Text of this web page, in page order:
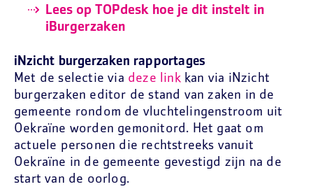
Lees op TOPdesk hoe je dit instelt in
iBurgerzaken
iNzicht burgerzaken rapportages
Met de selectie via deze linkkan via iNzicht
burgerzaken editor de stand van zaken in de
gemeente rondom de vluchtelingenstroom uit
Oekraïne worden gemonitord. Het gaat om
actuele personen die rechtstreeks vanuit
Oekraïne in de gemeente gevestigd zijn na de
start van de oorlog.